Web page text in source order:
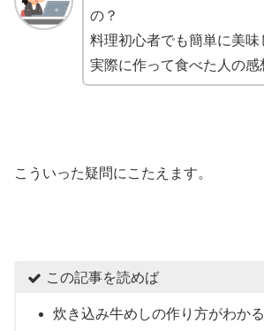
の？
料理初心者でも簡単に美味
実際に作って食べた人の感
こういった疑問にこたえます。
この記事を読めば
炊き込み牛めしの作り方がわかる